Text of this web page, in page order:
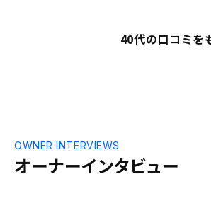
40代の口コミを
オーナーインタビュー
OWNER INTERVIEWS